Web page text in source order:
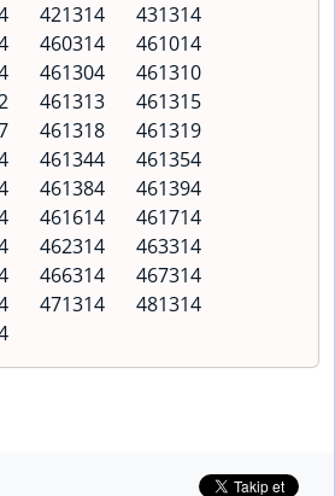
421314
431314
460314
461014
461304
461310
461313
461315
461318
461319
461344
461354
461384
461394
461614
461714
462314
463314
466314
467314
471314
481314